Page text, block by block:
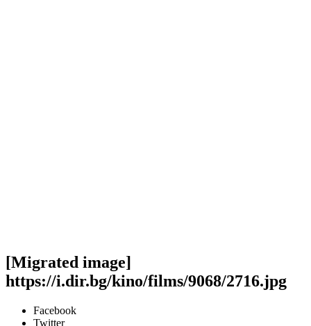
[Migrated image]
https://i.dir.bg/kino/films/9068/2716.jpg
Facebook
Twitter